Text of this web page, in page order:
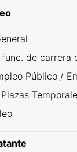
func. de carrera
Público /